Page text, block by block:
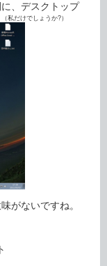
、デスクトップ
（私だけでしょうか?）
がないですね。